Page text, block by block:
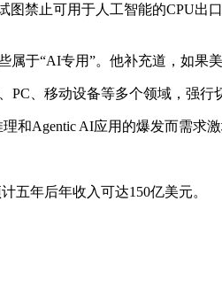
图禁止可用于人工智能的CPU
于“AI专用”。他补充道，如果
、移动设备等多个领域，强行
Agentic AI应用的爆发而需求
五年后年收入可达150亿美元。